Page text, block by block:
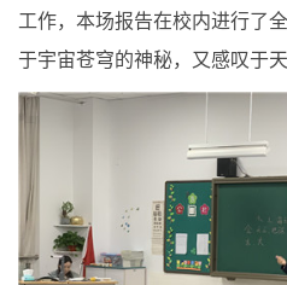
工作，本场报告在校内进行了
于宇宙苍穹的神秘，又感叹于